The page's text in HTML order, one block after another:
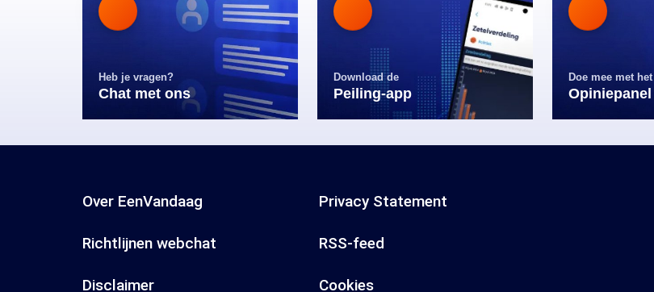
Heb je vragen?
Chat met ons
Download de
Peiling-app
Doe mee met het
Opiniepanel
Over EenVandaag Privacy Statement
Richtlijnen webchat RSS-feed
Disclaimer Cookies